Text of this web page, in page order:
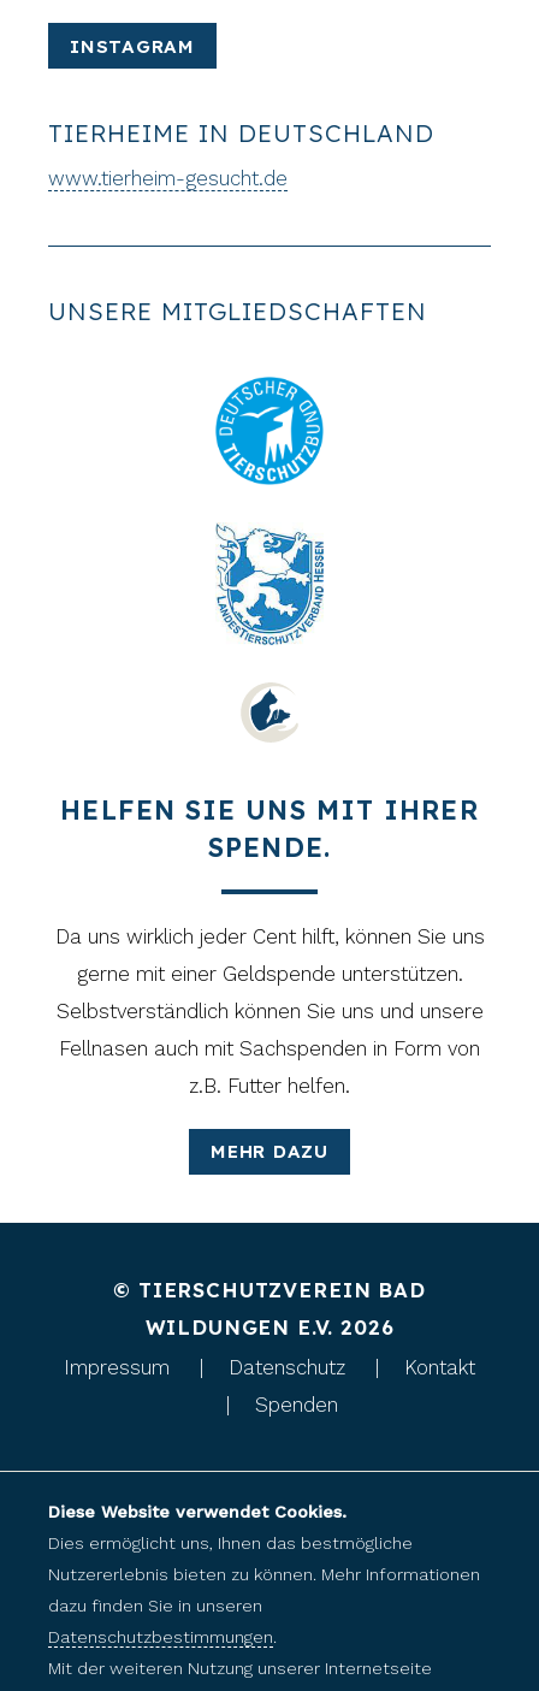
INSTAGRAM
TIERHEIME IN DEUTSCHLAND
www.tierheim-gesucht.de
UNSERE MITGLIEDSCHAFTEN
HELFEN SIE UNS MIT IHRER
SPENDE.
Da uns wirklich jeder Cent hilft, können Sie uns
gerne mit einer Geldspende unterstützen.
Selbstverständlich können Sie uns und unsere
Fellnasen auch mit Sachspenden in Form von
z.B. Futter helfen.
MEHR DAZU
© TIERSCHUTZVEREIN BAD
WILDUNGEN E.V. 2026
Impressum Datenschutz
Kontakt
Spenden
Diese Website verwendet Cookies.
Dies ermöglicht uns, Ihnen das bestmögliche
Nutzererlebnis bieten zu können. Mehr Informationen
dazu finden Sie in unseren
Datenschutzbestimmungen.
Mit der weiteren Nutzung unserer Internetseite